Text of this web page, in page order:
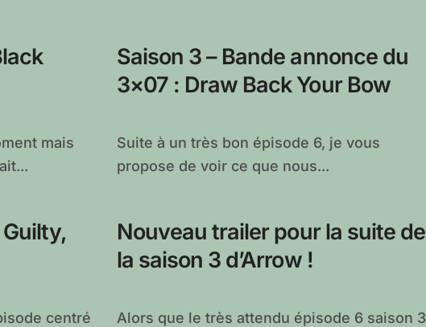
Saison 3 – Bande annonce du
3×07 : Draw Back Your Bow
Suite à un très bon épisode 6, je vous
propose de voir ce que nous...
Nouveau trailer pour la suite de
la saison 3 d’Arrow !
Alors que le très attendu épisode 6 saison 3